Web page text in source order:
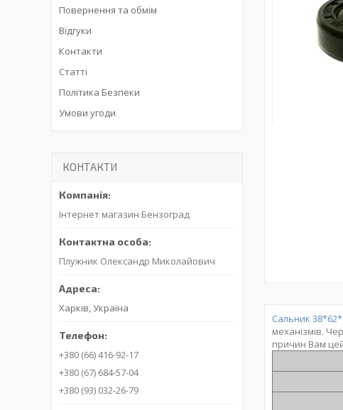
Сальник
механізмів.
причин Вам
Повернення та обмім
Відгуки
Контакти
Статті
Політика Безпеки
Умови угоди
КОНТАКТИ
Інтернет магазин Бензоград
Плужник Олександр Миколайович
Харків, Україна
+380 (66) 416-92-17
+380 (67) 684-57-04
+380 (93) 032-26-79